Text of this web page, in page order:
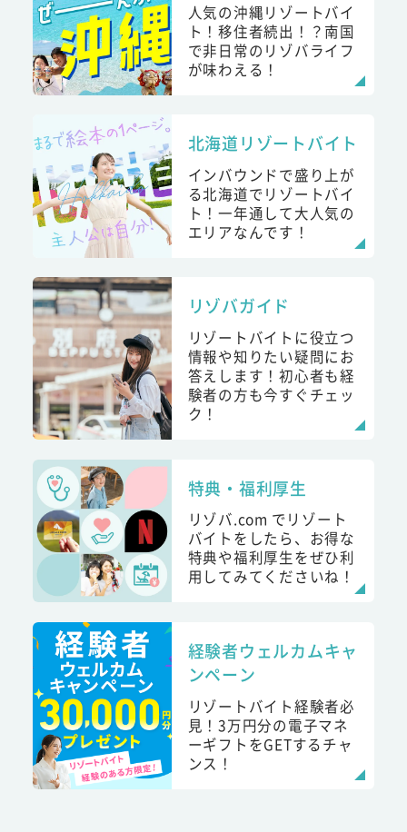
人気の沖縄リゾートバイ
ト！移住者続出！？南国
で非日常のリゾバライフ
が味わえる！
北海道リゾートバイト
インバウンドで盛り上が
る北海道でリゾートバイ
ト！一年通して大人気の
エリアなんです！
リゾバガイド
リゾートバイトに役立つ
情報や知りたい疑問にお
答えします！初心者も経
験者の方も今すぐチェッ
ク！
特典・福利厚生
リゾバ.com でリゾート
バイトをしたら、お得な
特典や福利厚生をぜひ利
用してみてくださいね！
経験者ウェルカムキャ
ンペーン
リゾートバイト経験者必
見！3万円分の電子マネ
ーギフトをGETするチャ
ンス！